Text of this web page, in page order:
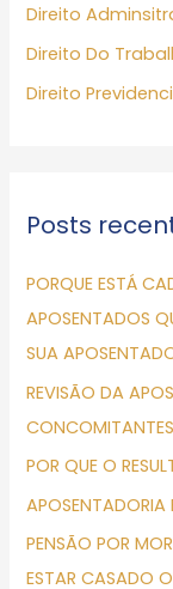
a
r
p
Direito
Direito Do
Direito
Posts
PORQUE ESTÁ
APOSENTADOS
SUA
REVISÃO DA
POR QUE O
APOSENTADORIA
PENSÃO POR
ESTAR CASADO